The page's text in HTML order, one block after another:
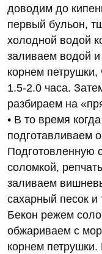
доводим до
первый бульон,
холодной водой
заливаем водой
корнем
1.5-2.0 часа.
разбираем на
• В то время
подготавливаем
Подготовленную
соломкой,
заливаем
сахарный песок
Бекон режем
обжариваем с
корнем